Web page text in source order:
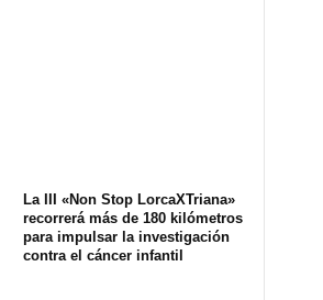
La III «Non Stop LorcaXTriana»
recorrerá más de 180 kilómetros
para impulsar la investigación
contra el cáncer infantil